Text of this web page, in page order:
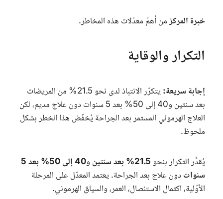
خبرة المركزمن أهمّ معدّلات هذه المخاطر.
التكرار والوقاية
إجابة سريعة:
يتكرّر الانتباذ لدى نحو 21.5% من المريضات
بعد سنتين و40 إلى 50% بعد 5 سنوات دون علاج مديم، لكن
العلاج الهرموني المستمر بعد الجراحة يُخفّض هذا الخطر بشكل
ملحوظ.
يُقدَّر التكرار بنحو21.5% بعد سنتين و
40 إلى 50% بعد 5
سنواتدون علاج بعد الجراحة. يعتمد المعدّل على المرحلة
الأوّلية، اكتمال الاستئصال، العمر، والسياق الهرموني.